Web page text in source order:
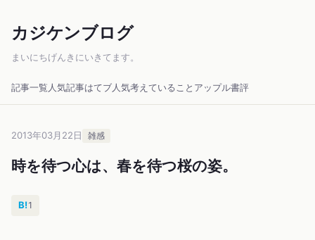
カジケンブログ
まいにちげんきにいきてます。
記事一覧 人気記事はてブ人気考えていること アップル書評
2013年03月22日 雑感
時を待つ心は、春を待つ桜の姿。
B!1